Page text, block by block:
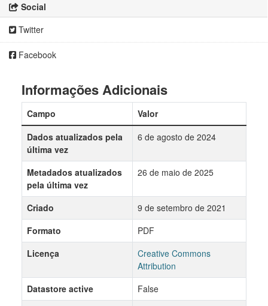
Social
Twitter
Facebook
Informações Adicionais
Campo
Valor
Dados atualizados pela
última vez
6 de agosto de 2024
Metadados atualizados
pela última vez
26 de maio de 2025
Criado
9 de setembro de 2021
Formato
PDF
Licença
Creative Commons
Attribution
Datastore active
False